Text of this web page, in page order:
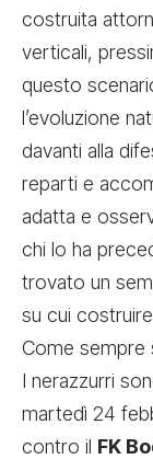
costruita
verticali,
questo
l’evoluzione
davanti alla
reparti e
adatta e
chi lo ha
trovato un
su cui
Come sempre
I nerazzurri
martedì 24
contro il FK